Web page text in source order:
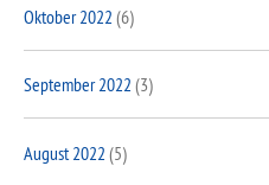
Oktober 2022 (6)
September 2022 (3)
August 2022 (5)